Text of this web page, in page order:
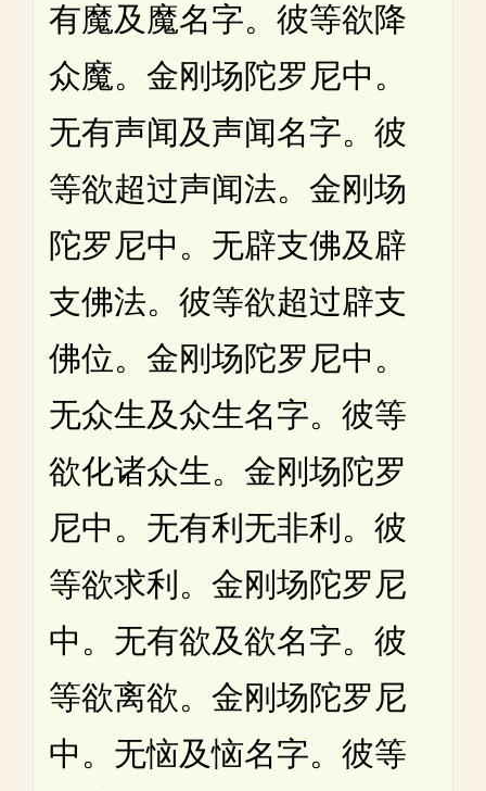
有魔及魔名字。彼等欲降
众魔。金刚场陀罗尼中。
无有声闻及声闻名字。彼
等欲超过声闻法。金刚场
陀罗尼中。无辟支佛及辟
支佛法。彼等欲超过辟支
佛位。金刚场陀罗尼中。
无众生及众生名字。彼等
欲化诸众生。金刚场陀罗
尼中。无有利无非利。彼
等欲求利。金刚场陀罗尼
中。无有欲及欲名字。彼
等欲离欲。金刚场陀罗尼
中。无恼及恼名字。彼等